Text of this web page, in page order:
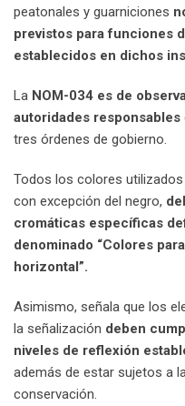
peatonales y guarniciones
previstos para funciones
establecidos en dichos
La NOM-034 es de
autoridades responsables
tres órdenes de gobierno.
Todos los colores
con excepción del negro,
cromáticas específicas
denominado “Colores
horizontal”.
Asimismo, señala que los
la señalización deben
niveles de reflexión
además de estar sujetos a
conservación.